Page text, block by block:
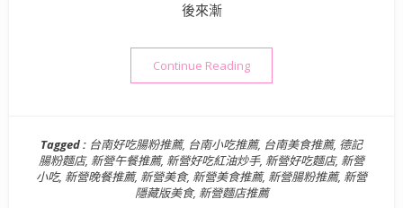
後來漸
Continue Reading“【台南新營美食】德記腸粉
Tagged : 台南好吃腸粉推薦, 台南小吃推薦, 台南美食推薦, 德記
腸粉麵店, 新營午餐推薦, 新營好吃紅油炒手, 新營好吃麵店, 新營
小吃, 新營晚餐推薦, 新營美食, 新營美食推薦, 新營腸粉推薦, 新營
隱藏版美食, 新營麵店推薦